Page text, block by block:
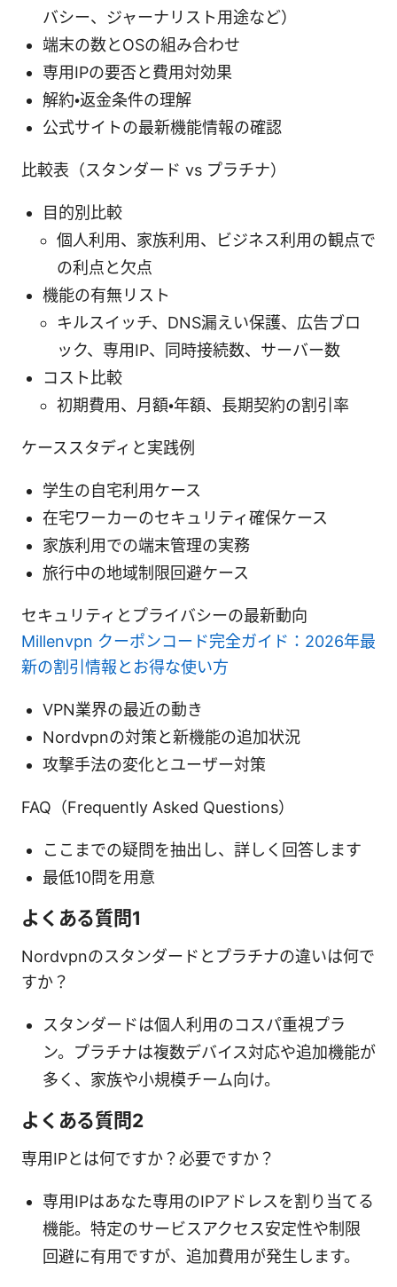
バシー、ジャーナリスト用途など）
端末の数とOSの組み合わせ
専用IPの要否と費用対効果
解約・返金条件の理解
公式サイトの最新機能情報の確認
比較表（スタンダード vs プラチナ）
目的別比較
個人利用、家族利用、ビジネス利用の観点で
の利点と欠点
機能の有無リスト
キルスイッチ、DNS漏えい保護、広告ブロ
ック、専用IP、同時接続数、サーバー数
コスト比較
初期費用、月額・年額、長期契約の割引率
ケーススタディと実践例
学生の自宅利用ケース
在宅ワーカーのセキュリティ確保ケース
家族利用での端末管理の実務
旅行中の地域制限回避ケース
セキュリティとプライバシーの最新動向
Millenvpn クーポンコード完全ガイド：2026年最
新の割引情報とお得な使い方
VPN業界の最近の動き
Nordvpnの対策と新機能の追加状況
攻撃手法の変化とユーザー対策
FAQ（Frequently Asked Questions）
ここまでの疑問を抽出し、詳しく回答します
最低10問を用意
よくある質問1
Nordvpnのスタンダードとプラチナの違いは何で
すか？
スタンダードは個人利用のコスパ重視プラ
ン。プラチナは複数デバイス対応や追加機能が
多く、家族や小規模チーム向け。
よくある質問2
専用IPとは何ですか？必要ですか？
専用IPはあなた専用のIPアドレスを割り当てる
機能。特定のサービスアクセス安定性や制限
回避に有用ですが、追加費用が発生します。